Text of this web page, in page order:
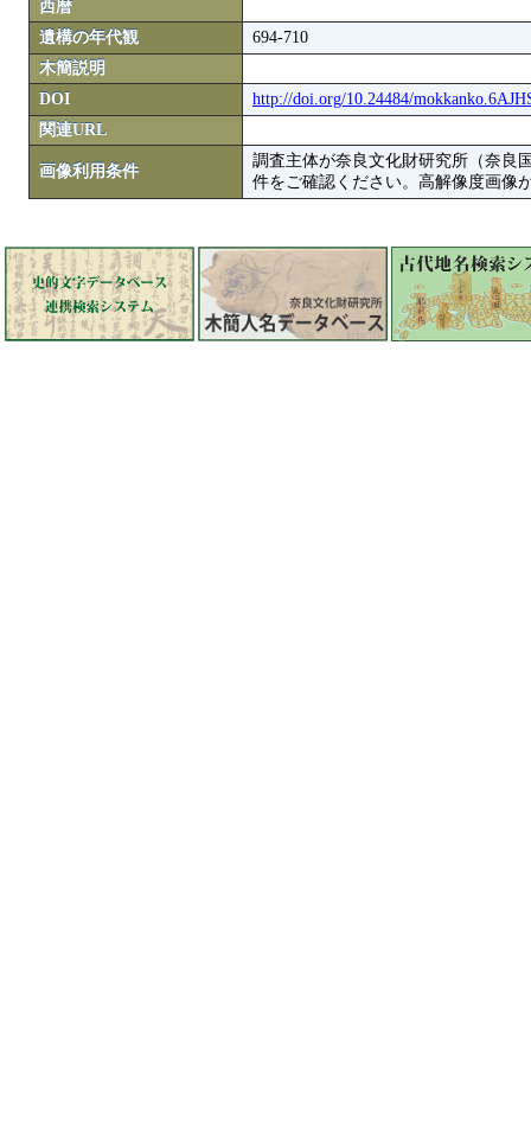
西暦
遺構の年代観
694-710
木簡説明
DOI
http://doi.org/10.24484/
関連URL
画像利用条件
調査主体が奈良文化財研究所（奈良
件をご確認ください。高解像度画像